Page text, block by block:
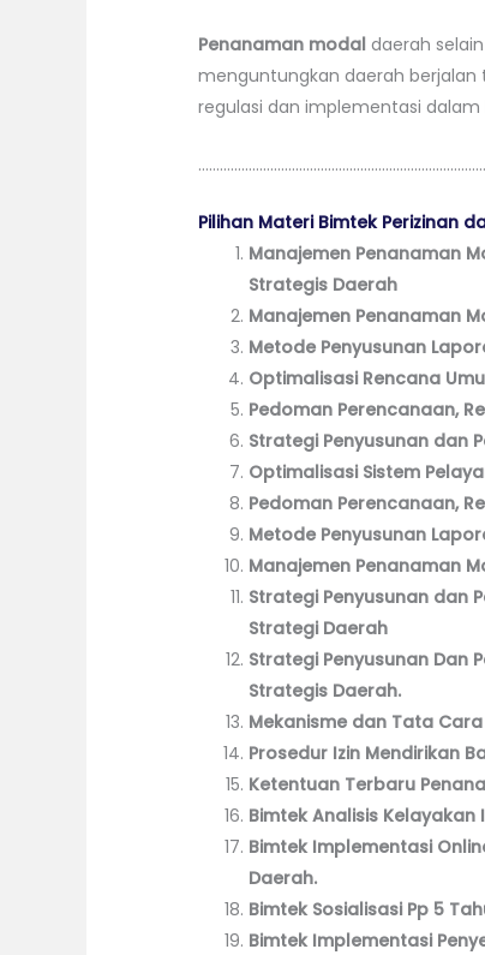
Penanaman modal daerah
menguntungkan daerah
regulasi dan implementasi
Pilihan Materi Bimtek Perizinan
Manajemen Penanaman
Strategis Daerah
Manajemen Penanaman
Metode Penyusunan
Optimalisasi Rencana
Pedoman Perencanaan,
Strategi Penyusunan dan
Optimalisasi Sistem
Pedoman Perencanaan,
Metode Penyusunan
Manajemen Penanaman
Strategi Penyusunan dan
Strategi Daerah
Strategi Penyusunan Dan
Strategis Daerah.
Mekanisme dan Tata
Prosedur Izin Mendirikan
Ketentuan Terbaru
Bimtek Analisis Kelayakan
Bimtek Implementasi
Daerah.
Bimtek Sosialisasi Pp 5
Bimtek Implementasi